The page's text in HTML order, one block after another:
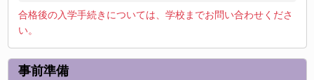
合格後の入学手続きについては、学校までお問い合わせくださ
い。
事前準備